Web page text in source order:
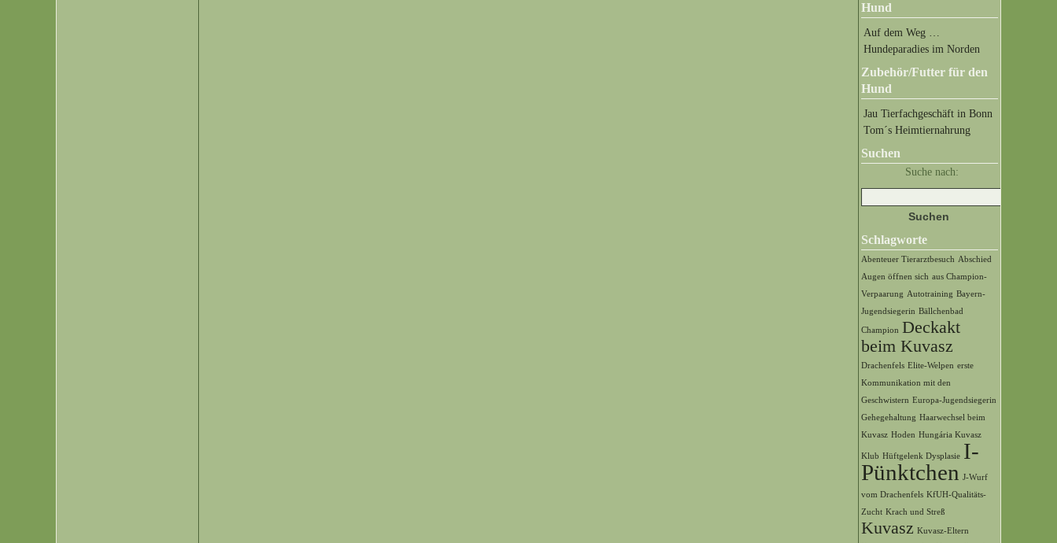
Hund
Auf dem Weg …
Hundeparadies im Norden
Zubehör/Futter für den
Hund
Jau Tierfachgeschäft in Bonn
Tom´s Heimtiernahrung
Suchen
Suche nach:
Schlagworte
Abenteuer Tierarztbesuch Abschied
Augen öffnen sich aus Champion-
Verpaarung Autotraining Bayern-
Jugendsiegerin Bällchenbad
Champion Deckakt
beim Kuvasz
Drachenfels Elite-Welpen erste
Kommunikation mit den
Geschwistern Europa-Jugendsiegerin
Gehegehaltung Haarwechsel beim
Kuvasz Hoden Hungária Kuvasz
Klub Hüftgelenk Dysplasie I-
Pünktchen J-Wurf
vom Drachenfels KfUH-Qualitäts-
Zucht Krach und Streß
Kuvasz Kuvasz-Eltern